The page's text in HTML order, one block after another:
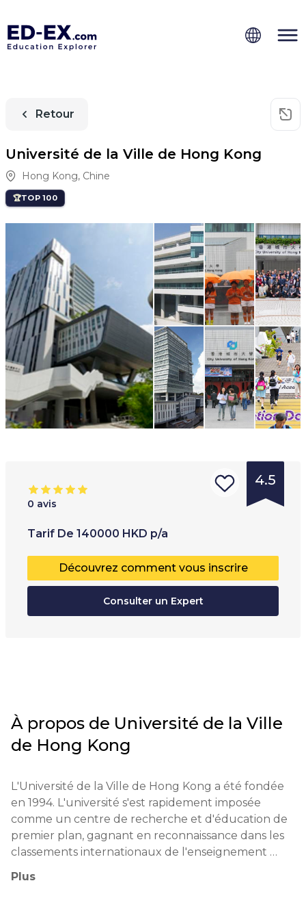
Retour
Université de la Ville de Hong Kong
Hong Kong, Chine
TOP 100
4.5
0 avis
Tarif De 140000 HKD p/a
Découvrez comment vous inscrire
Consulter un Expert
Type
Université
Tranche d'âge
16+
À propos de Université de la Ville
de Hong Kong
L'Université de la Ville de Hong Kong a été fondée
en 1994. L'université s'est rapidement imposée
comme un centre de recherche et d'éducation de
premier plan, gagnant en reconnaissance dans les
classements internationaux de l'enseignement
hommes d'affaires, des universitaires et des
Plus